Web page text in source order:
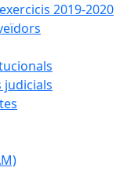
2019-2020
judicials